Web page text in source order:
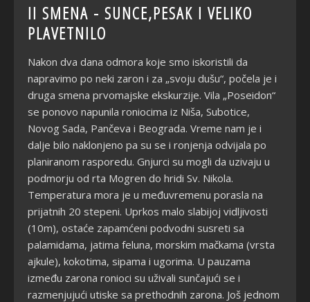
II SMENA - SUNCE,PESAK I VELIKO
PLAVETNILO
Nakon dva dana odmora koje smo iskoristili da
napravimo po neki zaron i za „svoju dušu“, počela je i
druga smena prvomajske ekskurzije. Vila „Poseidon“
se ponovo napunila roniocima iz Niša, Subotice,
Novog Sada, Pančeva i Beograda. Vreme nam je i
dalje bilo naklonjeno pa su se i ronjenja odvijala po
planiranom rasporedu. Gnjurci su mogli da uzivaju u
podmorju od rta Mogren do hridi Sv. Nikola.
Temperatura mora je u međuvremenu porasla na
prijatnih 20 stepeni. Uprkos malo slabijoj vidljivosti
(10m), ostaće zapamćeni podvodni susreti sa
palamidama, jatima feluna, morskim mačkama (vrsta
ajkule), kokotima, sipama i ugorima. U pauzama
između zarona ronioci su uživali sunčajući se i
razmenjujući utiske sa prethodnih zarona. Još jednom